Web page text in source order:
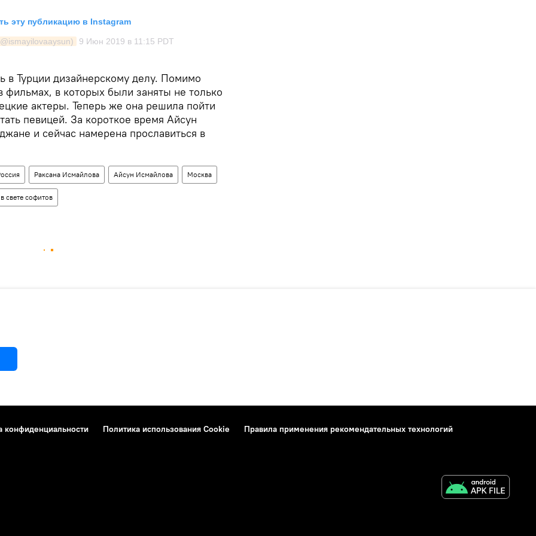
эту публикацию в Instagram
9 Июн 2019 в 11:15 PDT
в Турции дизайнерскому делу. Помимо
фильмах, в которых были заняты не только
актеры. Теперь же она решила пойти
певицей. За короткое время Айсун
и сейчас намерена прославиться в
Раксана Исмайлова Айсун Исмайлова Москва
свете софитов
конфиденциальности Политика использования Cookie Правила применения рекомендательных технологий